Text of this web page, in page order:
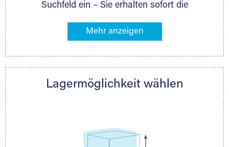
Suchfeld ein – Sie erhalten sofort die
Lagermöglichkeiten in Ihrer Nähe. An zahlreichen
direkt online mieten. Gibt es Extraraum noch
nächstgelegenen Partner und besprechen alles
Lagermöglichkeit wählen